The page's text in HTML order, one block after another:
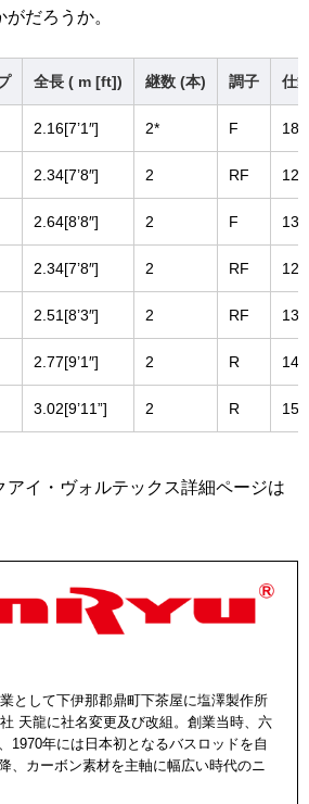
だろうか。
全長 ( m [ft]) 継数 (本) 調子 仕
2.16[7’1″] 2* F 183
2.34[7’8″] 2 RF 121
2.64[8’8″] 2 F 136
2.34[7’8″] 2 RF 121
2.51[8’3″] 2 RF 130
2.77[9’1″] 2 R 142
3.02[9’11”] 2 R 155
アイ・ヴォルテックス詳細ページは
として下伊那郡鼎町下茶屋に塩澤製作所
天龍に社名変更及び改組。創業当時、六
1970年には日本初となるバスロッドを自
、カーボン素材を主軸に幅広い時代のニ
ムを輩出している。ソルトウォーターで